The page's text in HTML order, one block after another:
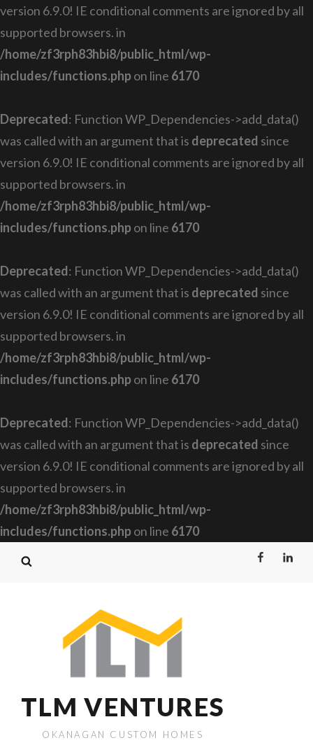
version 6.9.0! IE conditional comments are ignored by all
supported browsers. in
/home/zf3rph83hbi8/public_html/wp-
includes/functions.phpon line 6170
Deprecated: Function WP_Dependencies->add_data()
was called with an argument that is deprecated since
version 6.9.0! IE conditional comments are ignored by all
supported browsers. in
/home/zf3rph83hbi8/public_html/wp-
includes/functions.phpon line 6170
Deprecated: Function WP_Dependencies->add_data()
was called with an argument that is deprecated since
version 6.9.0! IE conditional comments are ignored by all
supported browsers. in
/home/zf3rph83hbi8/public_html/wp-
includes/functions.phpon line 6170
Deprecated: Function WP_Dependencies->add_data()
was called with an argument that is deprecated since
version 6.9.0! IE conditional comments are ignored by all
supported browsers. in
/home/zf3rph83hbi8/public_html/wp-
includes/functions.phpon line 6170
Facebook
TLM VENTURES
OKANAGAN CUSTOM HOMES